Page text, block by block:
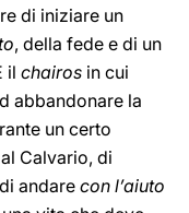
di iniziare un
, della fede e di un
il chairos in cui
abbandonare la
un certo
Calvario, di
andare con l’aiuto